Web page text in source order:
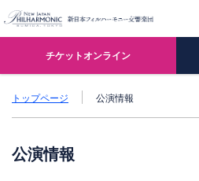
チケットオンライン
トップページ 公演情報
公演情報